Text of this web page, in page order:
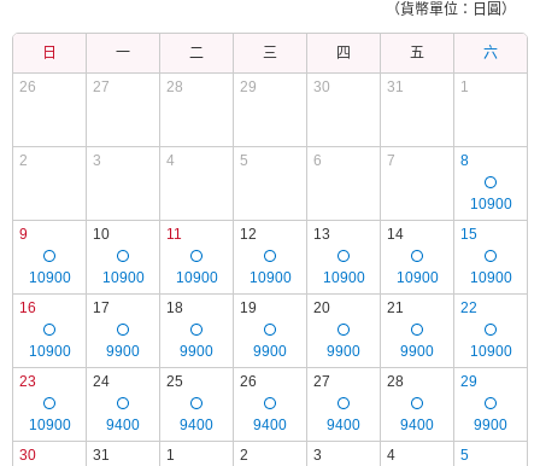
（貨幣單位：日圓）
日 一 二 三 四 五
六
26
27 28 29 30 31 1
2 3 4 5 6 7 8
10900
9
10900
10
10900
11
10900
12
10900
13
10900
14
10900
15
10900
16
10900
17
9900
18
9900
19
9900
20
9900
21
9900
22
10900
23
10900
24
9400
25
9400
26
9400
27
9400
28
9400
29
9900
30
31 1 2 3 4 5